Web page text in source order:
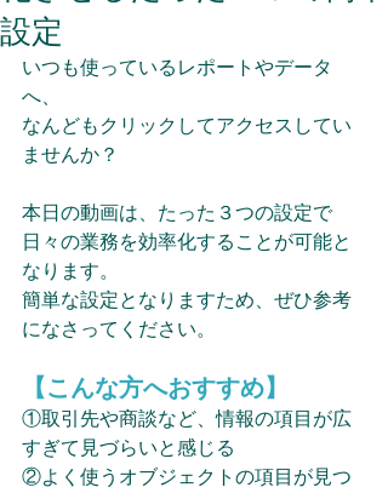
設定
いつも使っているレポートやデータ
へ、
なんどもクリックしてアクセスしてい
ませんか？
本日の動画は、たった３つの設定で
日々の業務を効率化することが可能と
なります。
簡単な設定となりますため、ぜひ参考
になさってください。
【こんな方へおすすめ】
①取引先や商談など、情報の項目が広
すぎて見づらいと感じる
②よく使うオブジェクトの項目が見つ